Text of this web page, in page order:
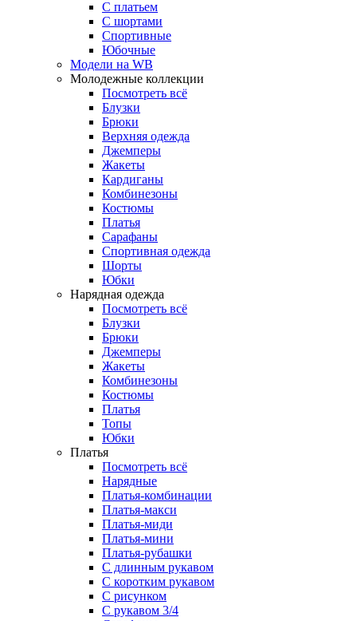
С платьем
С шортами
Спортивные
Юбочные
Модели на WB
Молодежные коллекции
Посмотреть всё
Блузки
Брюки
Верхняя одежда
Джемперы
Жакеты
Кардиганы
Комбинезоны
Костюмы
Платья
Сарафаны
Спортивная одежда
Шорты
Юбки
Нарядная одежда
Посмотреть всё
Блузки
Брюки
Джемперы
Жакеты
Комбинезоны
Костюмы
Платья
Топы
Юбки
Платья
Посмотреть всё
Нарядные
Платья-комбинации
Платья-макси
Платья-миди
Платья-мини
Платья-рубашки
С длинным рукавом
С коротким рукавом
С рисунком
С рукавом 3/4